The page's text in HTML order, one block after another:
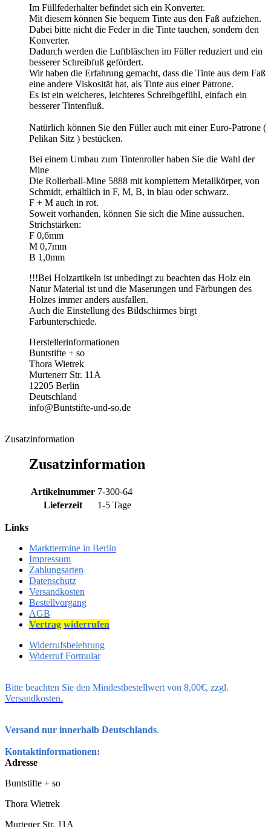
Im Füllfederhalter befindet sich ein Konverter.
Mit diesem können Sie bequem Tinte aus den Faß aufziehen.
Dabei bitte nicht die Feder in die Tinte tauchen, sondern den
Konverter.
Dadurch werden die Luftbläschen im Füller reduziert und ein
besserer Schreibfuß gefördert.
Wir haben die Erfahrung gemacht, dass die Tinte aus dem Faß
eine andere Viskosität hat, als Tinte aus einer Patrone.
Es ist ein weicheres, leichteres Schreibgefühl, einfach ein
besserer Tintenfluß.
Natürlich können Sie den Füller auch mit einer Euro-Patrone (
Pelikan Sitz ) bestücken.
Bei einem Umbau zum Tintenroller haben Sie die Wahl der
Mine
Die Rollerball-Mine 5888 mit komplettem Metallkörper, von
Schmidt, erhältlich in F, M, B, in blau oder schwarz.
F + M auch in rot.
Soweit vorhanden, können Sie sich die Mine aussuchen.
Strichstärken:
F 0,6mm
M 0,7mm
B 1,0mm
!!!Bei Holzartikeln ist unbedingt zu beachten das Holz ein
Natur Material ist und die Maserungen und Färbungen des
Holzes immer anders ausfallen.
Auch die Einstellung des Bildschirmes birgt
Farbunterschiede.
Herstellerinformationen
Buntstifte + so
Thora Wietrek
Murtenerr Str. 11A
12205 Berlin
Deutschland
info@Buntstifte-und-so.de
Zusatzinformation
Zusatzinformation
Artikelnummer 7-300-64
Lieferzeit
1-5 Tage
Links
Markttermine in Berlin
Impressum
Zahlungsarten
Datenschutz
Versandkosten
Bestellvorgang
AGB
Vertrag widerrufen
Widerrufsbelehrung
Widerruf Formular
Bitte beachten Sie den Mindestbestellwert von 8,00€, zzgl.
Versandkosten.
Versand nur innerhalb Deutschlands.
Kontaktinformationen:
Adresse
Buntstifte + so
Thora Wietrek
Murtener Str. 11A